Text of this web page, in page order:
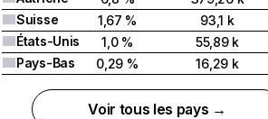
Suisse
1,67 %
93,1 k
États-Unis
1,0 %
55,89 k
Pays-Bas
0,29 % 16,29 k
Voir tous les pays →